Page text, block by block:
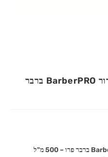
ספריי חיטוי שימון ניקוי וקירור BarberPRO ברבר